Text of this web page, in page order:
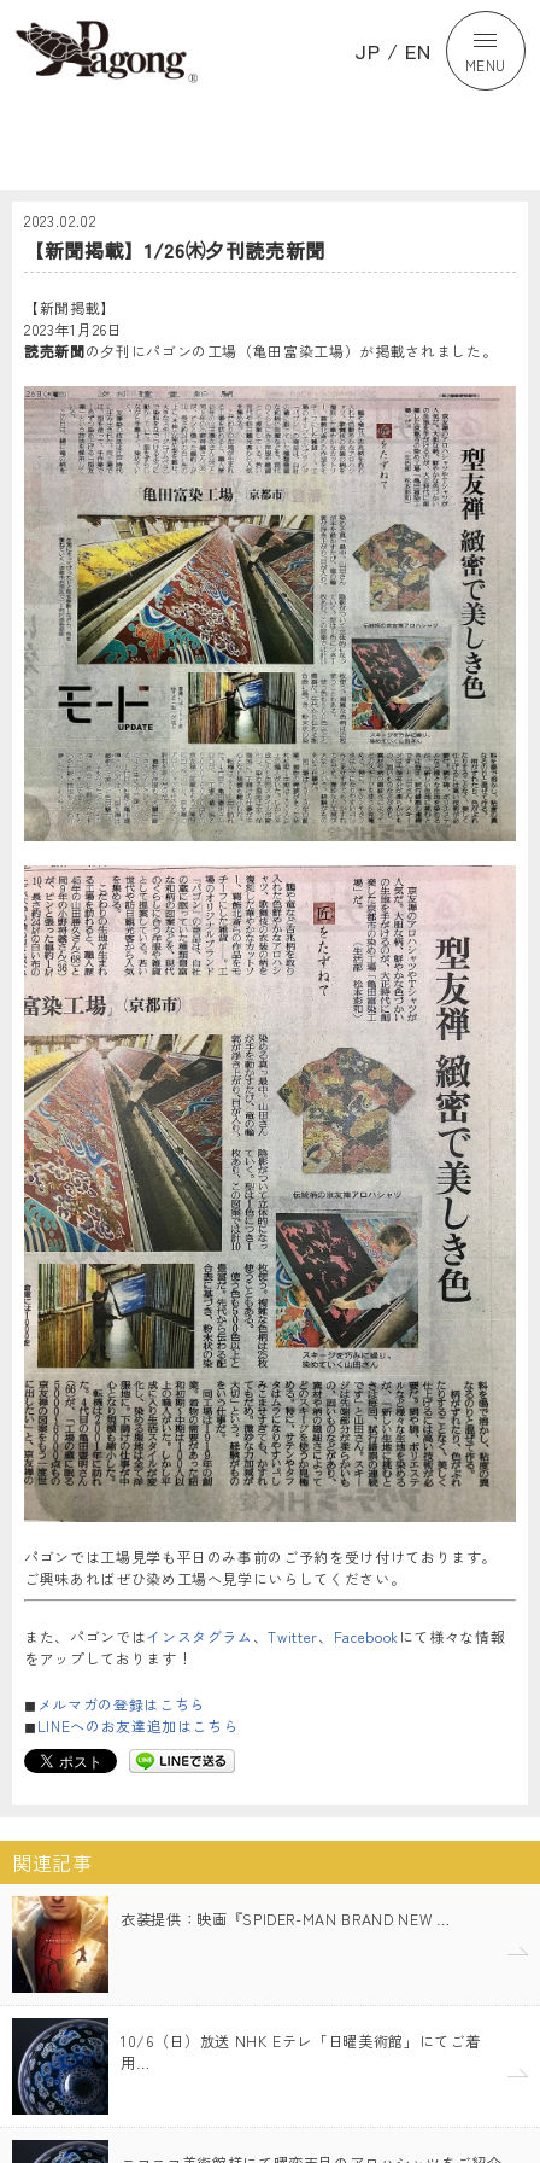
JP / EN MENU
2023.02.02
【新聞掲載】1/26㈭夕刊読売新聞
【新聞掲載】
2023年1月26日
読売新聞の夕刊にパゴンの工場（亀田富染工場）が掲載されました。
パゴンでは工場見学も平日のみ事前のご予約を受け付けております。
ご興味あればぜひ染め工場へ見学にいらしてください。
また、パゴンではインスタグラム 、Twitter、 Facebookにて様々な情報
をアップしております！
◼︎ メルマガの登録はこちら
◼︎LINEへのお友達追加はこちら
関連記事
衣装提供：映画『SPIDER-MAN BRAND NEW …
10/6（日）放送 NHK Eテレ「日曜美術館」にてご着
用…